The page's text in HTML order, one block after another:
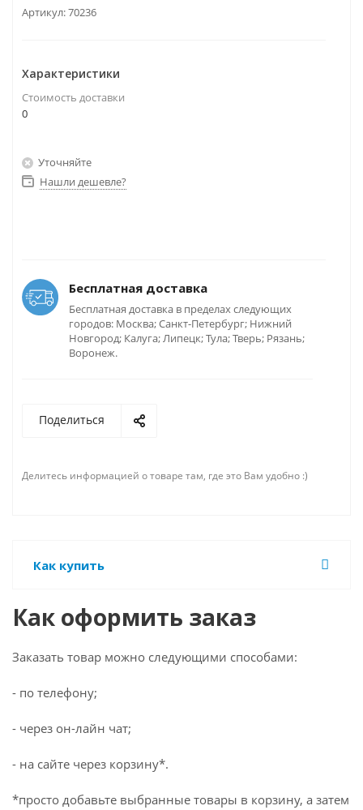
Артикул:70236
Характеристики
Стоимость доставки
0
Уточняйте
Нашли дешевле?
Бесплатная доставка
Бесплатная доставка в пределах следующих
городов: Москва; Санкт-Петербург; Нижний
Новгород; Калуга; Липецк; Тула; Тверь; Рязань;
Воронеж.
Поделиться
Делитесь информацией о товаре там, где это Вам удобно :)
Как купить
Как оформить заказ
Заказать товар можно следующими способами:
- по телефону;
- через он-лайн чат;
- на сайте через корзину*.
*просто добавьте выбранные товары в корзину, а затем